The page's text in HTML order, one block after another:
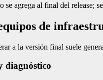
agrega al final del release;
de
a la versión final suele
diagnóstico